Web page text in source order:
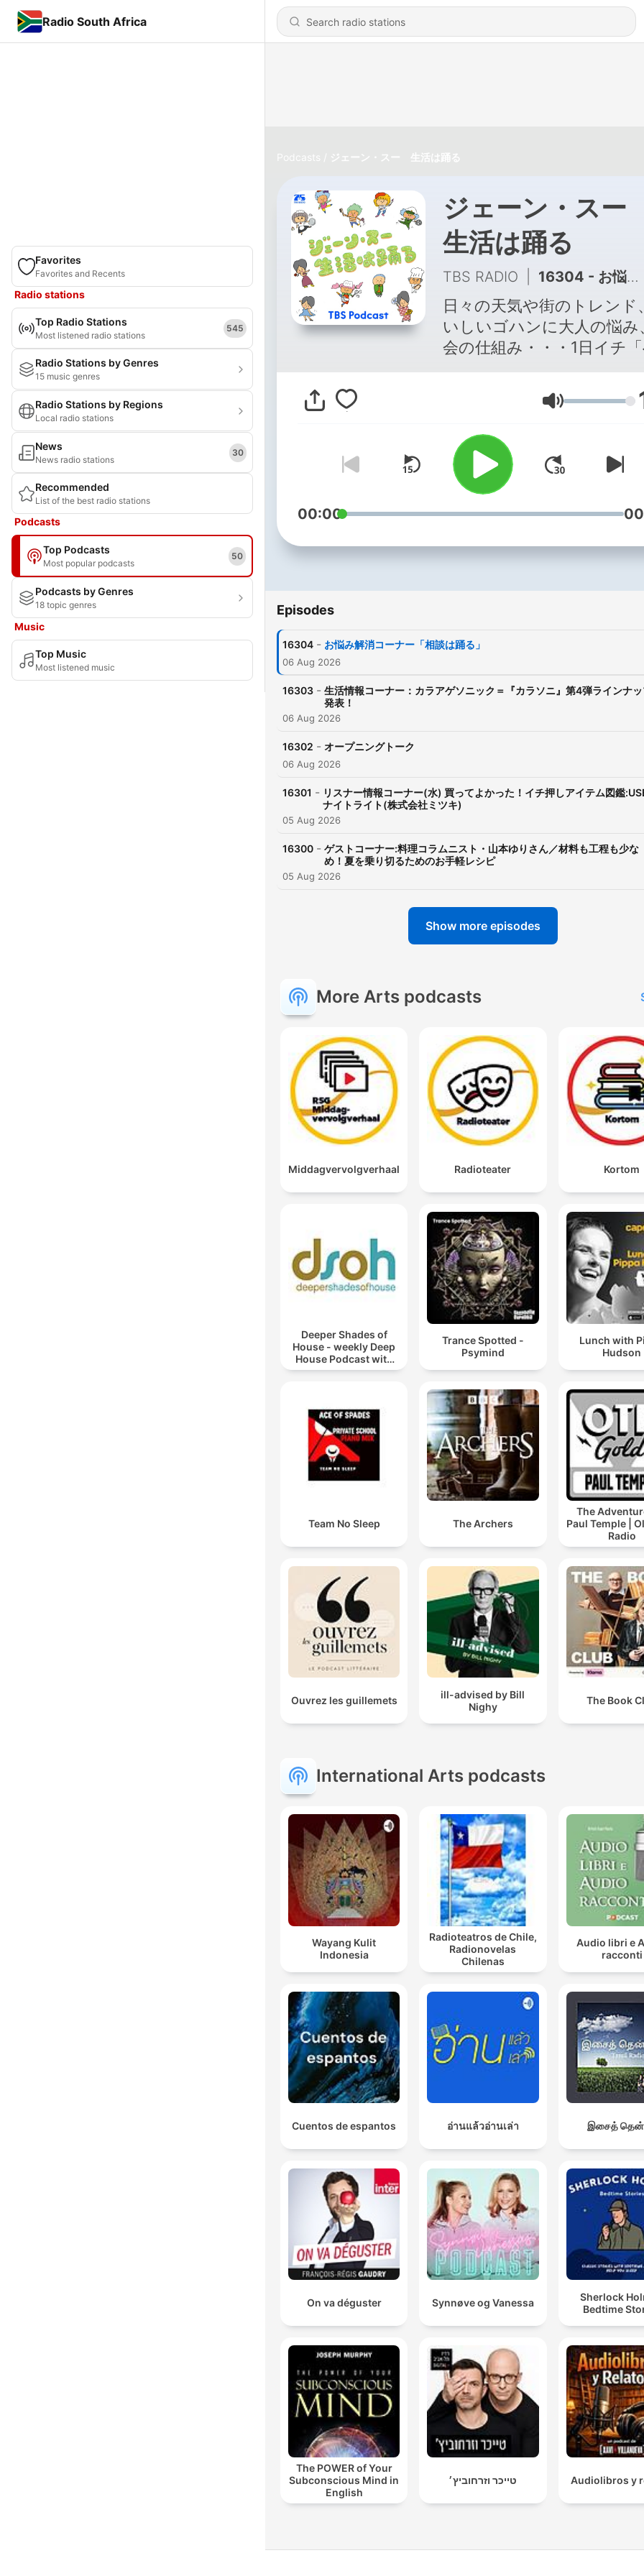
Radio South Africa
Favorites
Favorites and Recents
Radio stations
Top Radio Stations
Most listened radio stations
545
Radio Stations by Genres
15 music genres
Radio Stations by Regions
Local radio stations
News
News radio stations
30
Recommended
List of the best radio stations
Podcasts
Top Podcasts
Most popular podcasts
50
Podcasts by Genres
18 topic genres
Music
Top Music
Most listened music
Podcasts ジェーン・スー 生活は踊る
ジェーン・ス
生活は踊る
TBS RADIO 16304 - お悩み解消コーナー「相談は踊る」
日々の天気や街のトレンド
いしいゴハンに大人の悩み
会の仕組み・・・1日イチ
ぇ～」なトピックスを。新
鋭のコラムニスト、ジェー
スーが、生活情報や人生の
をナイスなミュージック
綴ります。なにせ生活は続
いく。それならせめて、
なステップで。あなたの
ちょっと彩る＜昼ドキ支援
ー 生活は踊る」です。 TBSラ
するコーナーなどは番組の
に異なります。 【過去分アーカ
https://open.spotify.com/
2022年
2021年
https://open.spotify.com/
https://open.spotify.com/
2019年
https://open.spotify.com/
https://
2016年
https://open.spotify.com/
TBS Podcast：
https://www.tbsradio.jp/
Volume
00:00
Episodes
16304 - お悩み解消コーナー「相談は踊る」
06 Aug 2026
16303 - 生活情報コーナー：カラアゲソニック＝『カラソニ』第4弾ラインナ
発表！
06 Aug 2026
16302 - オープニングトーク
06 Aug 2026
16301 - リスナー情報コーナー(水) 買ってよかった！イチ押しアイテム図鑑
ナイトライト(株式会社ミツキ)
05 Aug 2026
16300 - ゲストコーナー:料理コラムニスト・山本ゆりさん／材料も工程も少な
め！夏を乗り切るためのお手軽レシピ
05 Aug 2026
Show more episodes
More Arts podcasts
Middagvervolgverhaal Radioteater Kortom
Deeper Shades of
House - weekly Deep
House Podcast with
Lars Behrenroth
Trance Spotted -
Psymind
Lunch with
Hudson
Team No Sleep The Archers
The
Paul Temple |
Radio
Ouvrez les guillemets
ill-advised by Bill
Nighy
The Book
International Arts podcasts
Wayang Kulit
Indonesia
Radioteatros de Chile,
Radionovelas
Chilenas
Audio libri e
racconti
Cuentos de espantos อ่านแล้วอ่านเล่า இசைத்
On va déguster Synnøve og Vanessa
Sherlock
Bedtime
The POWER of Your
Subconscious Mind in
English
טייכר וזרחוביץ׳ Audiolibros y